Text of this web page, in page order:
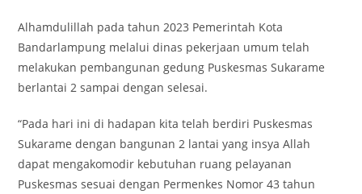
Alhamdulillah pada tahun 2023 Pemerintah Kota
Bandarlampung melalui dinas pekerjaan umum telah
melakukan pembangunan gedung Puskesmas Sukarame
berlantai 2 sampai dengan selesai.
“Pada hari ini di hadapan kita telah berdiri Puskesmas
Sukarame dengan bangunan 2 lantai yang insya Allah
dapat mengakomodir kebutuhan ruang pelayanan
Puskesmas sesuai dengan Permenkes Nomor 43 tahun